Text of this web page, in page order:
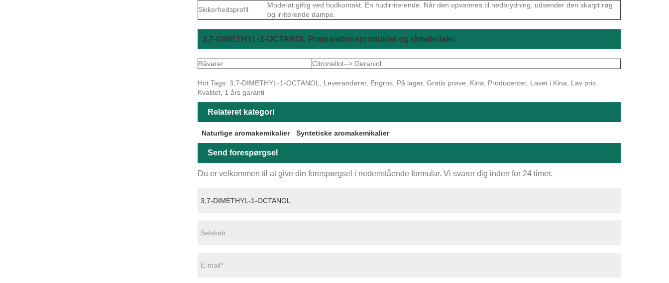
Sikkerhedsprofil
Moderat giftig ved hudkontakt. En hudirriterende. Når den opvarmes til nedbrydning, udsender den skarpt røg
og irriterende dampe.
3,7-DIMETHYL-1-OCTANOL Præparationsprodukter og råmaterialer
Råvarer Citronellol--> Geraniol
Hot Tags: 3,7-DIMETHYL-1-OCTANOL, Leverandører, Engros, På lager, Gratis prøve, Kina, Producenter, Lavet i Kina, Lav pris,
Kvalitet, 1 års garanti
Relateret kategori
Naturlige aromakemikalier Syntetiske aromakemikalier
Send forespørgsel
Du er velkommen til at give din forespørgsel i nedenstående formular. Vi svarer dig inden for 24 timer.